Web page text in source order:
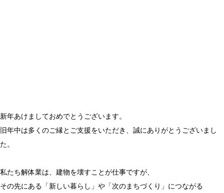
新年あけましておめでとうございます。
旧年中は多くのご縁とご支援をいただき、誠にありがとうございまし
た。
私たち解体業は、建物を壊すことが仕事ですが、
その先にある「新しい暮らし」や「次のまちづくり」につながる